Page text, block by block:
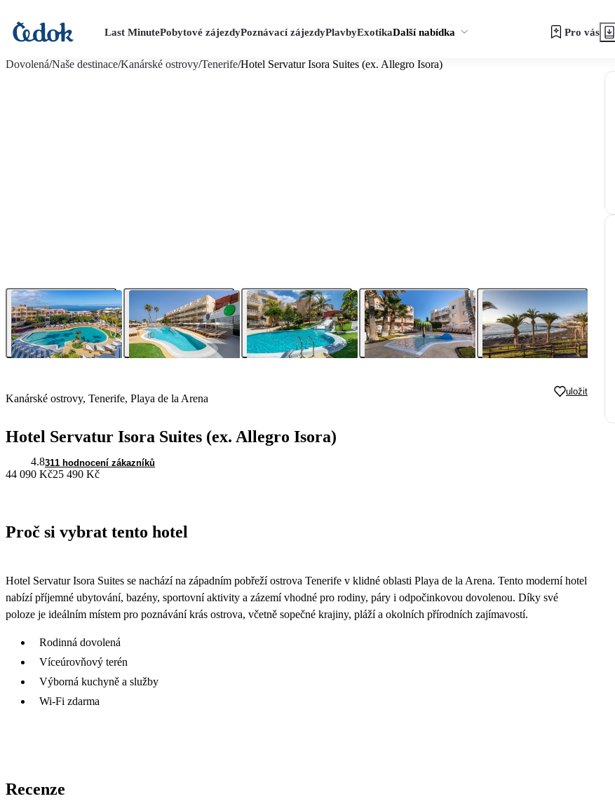
Last MinutePobytové zájezdyPoznávací zájezdyPlavbyExotikaDalší nabídka Pro vás
Dovolená/Naše destinace/Kanárské ostrovy/Tenerife/Hotel Servatur Isora Suites (ex. Allegro Isora)
Kanárské ostrovy, Tenerife, Playa de la Arena
uložit
Hotel Servatur Isora Suites (ex. Allegro Isora)
4.8311 hodnocení zákazníků
44 090 Kč25 490 Kč
Proč si vybrat tento hotel
Hotel Servatur Isora Suites se nachází na západním pobřeží ostrova Tenerife v klidné oblasti Playa de la Arena. Tento moderní hotel
nabízí příjemné ubytování, bazény, sportovní aktivity a zázemí vhodné pro rodiny, páry i odpočinkovou dovolenou. Díky své
poloze je ideálním místem pro poznávání krás ostrova, včetně sopečné krajiny, pláží a okolních přírodních zajímavostí.
Rodinná dovolená
Víceúrovňový terén
Výborná kuchyně a služby
Wi-Fi zdarma
Recenze